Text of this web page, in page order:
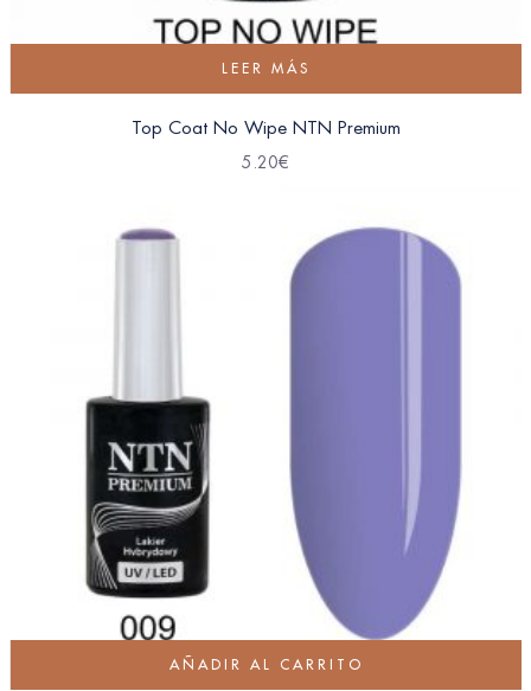
LEER MÁS
Top Coat No Wipe NTN Premium
5.20€
AÑADIR AL CARRITO